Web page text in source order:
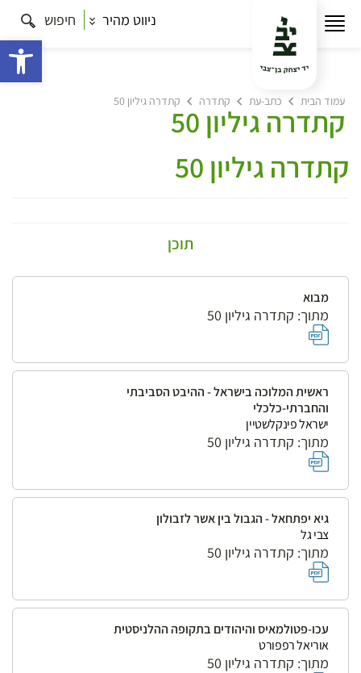
ניווט מהיר חיפוש
עמוד הבית כתב-עת קתדרה קתדרה גיליון 50
קתדרה גיליון 50
קתדרה גיליון 50
תוכן
מבוא
מתוך: קתדרה גיליון 50
ראשית המלוכה בישראל - ההיבט הסביבתי
והחברתי-כלכלי
ישראל פינקלשטיין
מתוך: קתדרה גיליון 50
גיא יפתחאל - הגבול בין אשר לזבולון
צבי גל
מתוך: קתדרה גיליון 50
עכו-פטולמאיס והיהודים בתקופה ההלניסטית
אוריאל רפפורט
מתוך: קתדרה גיליון 50